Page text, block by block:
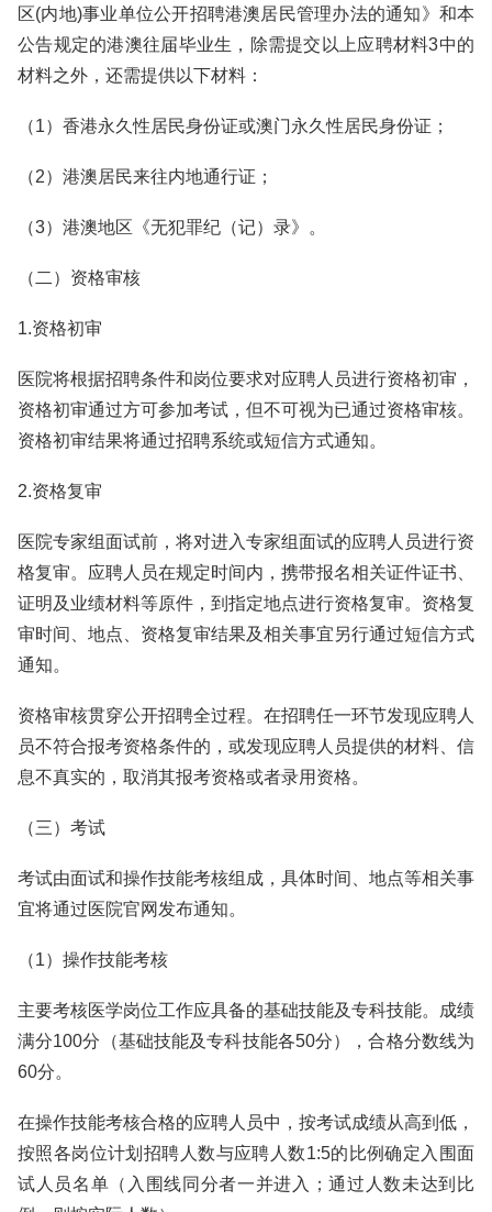
区(内地)事业单位公开招聘港澳居民管理办法的通知》和本
公告规定的港澳往届毕业生，除需提交以上应聘材料3中的
材料之外，还需提供以下材料：
（1）香港永久性居民身份证或澳门永久性居民身份证；
（2）港澳居民来往内地通行证；
（3）港澳地区《无犯罪纪（记）录》。
（二）资格审核
1.资格初审
医院将根据招聘条件和岗位要求对应聘人员进行资格初审，
资格初审通过方可参加考试，但不可视为已通过资格审核。
资格初审结果将通过招聘系统或短信方式通知。
2.资格复审
医院专家组面试前，将对进入专家组面试的应聘人员进行资
格复审。应聘人员在规定时间内，携带报名相关证件证书、
证明及业绩材料等原件，到指定地点进行资格复审。资格复
审时间、地点、资格复审结果及相关事宜另行通过短信方式
通知。
资格审核贯穿公开招聘全过程。在招聘任一环节发现应聘人
员不符合报考资格条件的，或发现应聘人员提供的材料、信
息不真实的，取消其报考资格或者录用资格。
（三）考试
考试由面试和操作技能考核组成，具体时间、地点等相关事
宜将通过医院官网发布通知。
（1）操作技能考核
主要考核医学岗位工作应具备的基础技能及专科技能。成绩
满分100分（基础技能及专科技能各50分），合格分数线为
60分。
在操作技能考核合格的应聘人员中，按考试成绩从高到低，
按照各岗位计划招聘人数与应聘人数1:5的比例确定入围面
试人员名单（入围线同分者一并进入；通过人数未达到比